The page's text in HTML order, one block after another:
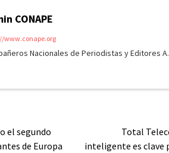
CONAPE
www.conape.org
Nacionales de Periodistas y Editores A.
el segundo
de Europa
Total
inteligente es clave